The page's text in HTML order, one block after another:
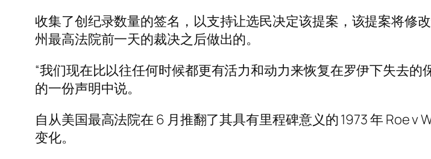
收集了创纪录数量的签名，以支持让选民决定该提案，该提案将修
州最高法院前一天的裁决之后做出的。
“我们现在比以往任何时候都更有活力和动力来恢复在罗伊下失去
的一份声明中说。
自从美国最高法院在 6 月推翻了其具有里程碑意义的 1973 年 Roe
变化。